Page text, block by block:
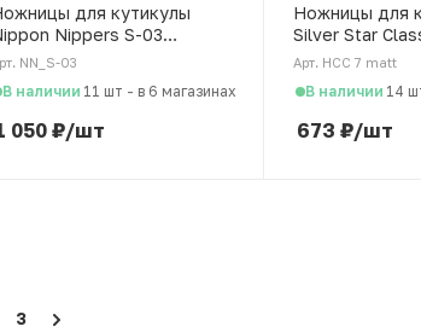
для кутикулы
Nippers S-03
сталь, 90 мм
NN_S-03
В наличии 11 шт - в 6 магазинах
050₽/шт
Ножницы для
Silver Star
Matt, тонкие
Арт. НСС 7 matt
В наличии 14
673 ₽/шт
3